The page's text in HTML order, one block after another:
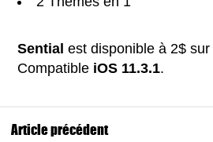
Sential est disponible à 2$
Compatible iOS 11.3.1.
Article précédent